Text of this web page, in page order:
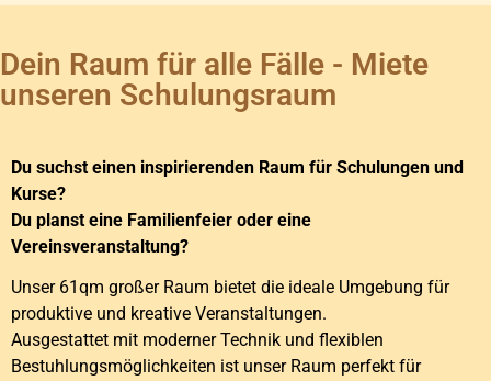
Dein Raum für alle Fälle - Miete
unseren Schulungsraum
Du suchst einen inspirierenden Raum für Schulungen und
Kurse?
Du planst eine Familienfeier oder eine
Vereinsveranstaltung?
Unser 61qm großer Raum bietet die ideale Umgebung für
produktive und kreative Veranstaltungen.
Ausgestattet mit moderner Technik und flexiblen
Bestuhlungsmöglichkeiten ist unser Raum perfekt für